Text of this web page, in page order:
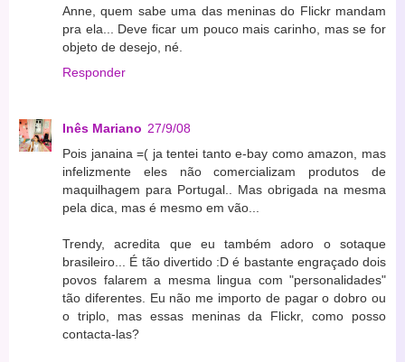
Anne, quem sabe uma das meninas do Flickr mandam
pra ela... Deve ficar um pouco mais carinho, mas se for
objeto de desejo, né.
Responder
Inês Mariano 27/9/08
Pois janaina =( ja tentei tanto e-bay como amazon, mas
infelizmente eles não comercializam produtos de
maquilhagem para Portugal.. Mas obrigada na mesma
pela dica, mas é mesmo em vão...
Trendy, acredita que eu também adoro o sotaque
brasileiro... É tão divertido :D é bastante engraçado dois
povos falarem a mesma lingua com "personalidades"
tão diferentes. Eu não me importo de pagar o dobro ou
o triplo, mas essas meninas da Flickr, como posso
contacta-las?